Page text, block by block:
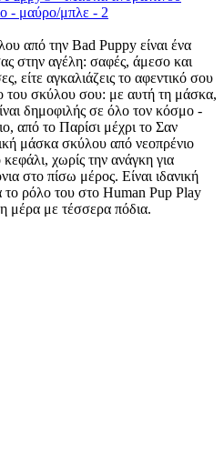
από την Bad Puppy είναι ένα
στην αγέλη: σαφές, άμεσο και
είτε αγκαλιάζεις το αφεντικό σου
του σκύλου σου: με αυτή τη μάσκα,
δημοφιλής σε όλο τον κόσμο -
από το Παρίσι μέχρι το Σαν
μάσκα σκύλου από νεοπρένιο
χωρίς την ανάγκη για
στο πίσω μέρος. Είναι ιδανική
το ρόλο του στο Human Pup Play
μέρα με τέσσερα πόδια.